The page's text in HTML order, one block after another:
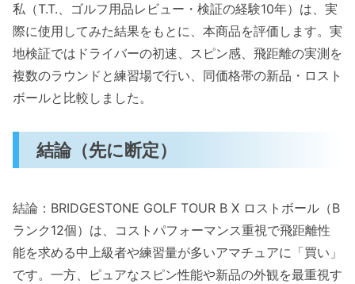
1) 見た目と機能のバラつき（Bランクの本
質）
2) 品質の均一性と打感の違い
3) 見落としがちなリスクと対策
の差など）
送料・同梱について
メリットとデメリット（正直な所感）
著者プロフィール
T.T.
私（T.T.、ゴルフ用品レビュー・検証の経験10年）は、実
際に使用してみた結果をもとに、本商品を評価します。実
地検証ではドライバーの初速、スピン感、飛距離の実測を
複数のラウンドと練習場で行い、同価格帯の新品・ロスト
ボールと比較しました。
結論（先に断定）
結論：BRIDGESTONE GOLF TOUR B X ロストボール（B
ランク12個）は、コストパフォーマンス重視で飛距離性
能を求める中上級者や練習量が多いアマチュアに「買い」
です。一方、ピュアなスピン性能や新品の外観を最重視す